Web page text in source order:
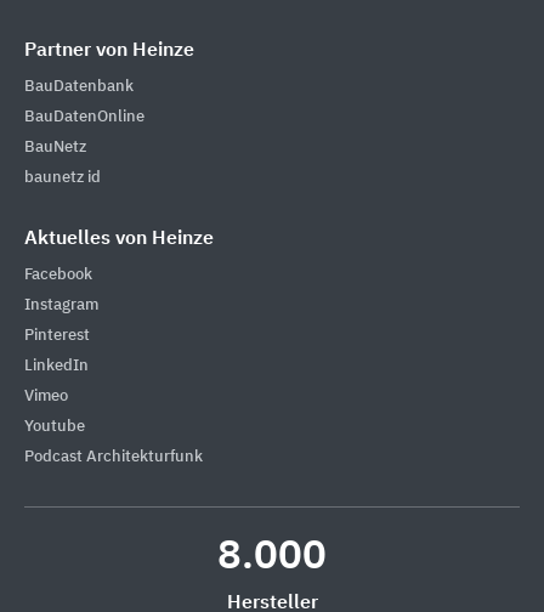
Partner von Heinze
BauDatenbank
BauDatenOnline
BauNetz
baunetz id
Aktuelles von Heinze
Facebook
Instagram
Pinterest
LinkedIn
Vimeo
Youtube
Podcast Architekturfunk
8.000
Hersteller